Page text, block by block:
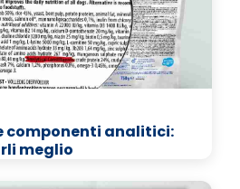
componenti analitici:
meglio